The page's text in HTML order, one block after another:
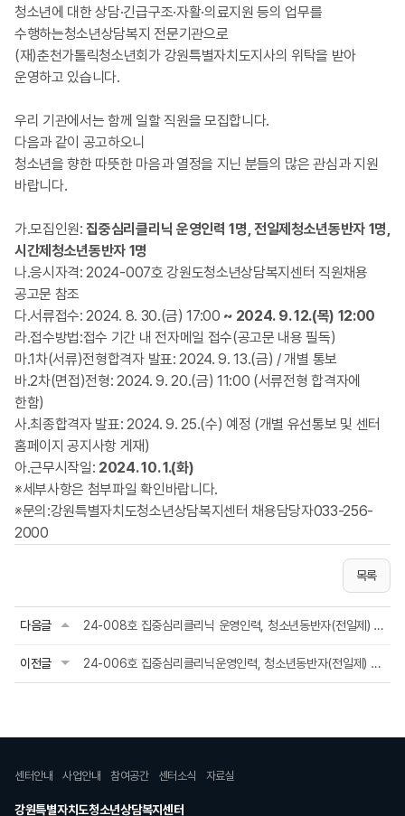
청소년에 대한 상담·긴급구조·자활·의료지원 등의 업무를
수행하는청소년상담복지 전문기관으로
(재)춘천가톨릭청소년회가 강원특별자치도지사의 위탁을 받아
운영하고 있습니다.
우리 기관에서는 함께 일할 직원을 모집합니다.
다음과 같이 공고하오니
청소년을 향한 따뜻한 마음과 열정을 지닌 분들의 많은 관심과 지원
바랍니다.
가.모집인원: 집중심리클리닉 운영인력 1명, 전일제청소년동반자 1명,
시간제청소년동반자 1명
나.응시자격: 2024-007호 강원도청소년상담복지센터 직원채용
공고문 참조
다.서류접수: 2024. 8. 30.(금) 17:00 ~ 2024. 9. 12.(목) 12:00
라.접수방법:접수 기간 내 전자메일 접수(공고문 내용 필독)
마.1차(서류)전형합격자 발표: 2024. 9. 13.(금) / 개별 통보
바.2차(면접)전형: 2024. 9. 20.(금) 11:00 (서류전형 합격자에
한함)
사.최종합격자 발표: 2024. 9. 25.(수) 예정 (개별 유선통보 및 센터
홈페이지 공지사항 게재)
아.근무시작일: 2024. 10. 1.(화)
※세부사항은 첨부파일 확인바랍니다.
※문의:강원특별자치도청소년상담복지센터 채용담당자033-256-
2000
목록
다음글 24-008호 집중심리클리닉 운영인력, 청소년동반자(전일제) 공고문 / 24.09.13자
이전글 24-006호 집중심리클리닉운영인력, 청소년동반자(전일제) 공고문 / 24.08.02자
강원특별자치도청소년상담복지센터
센터안내 사업안내 참여공간 센터소식 자료실